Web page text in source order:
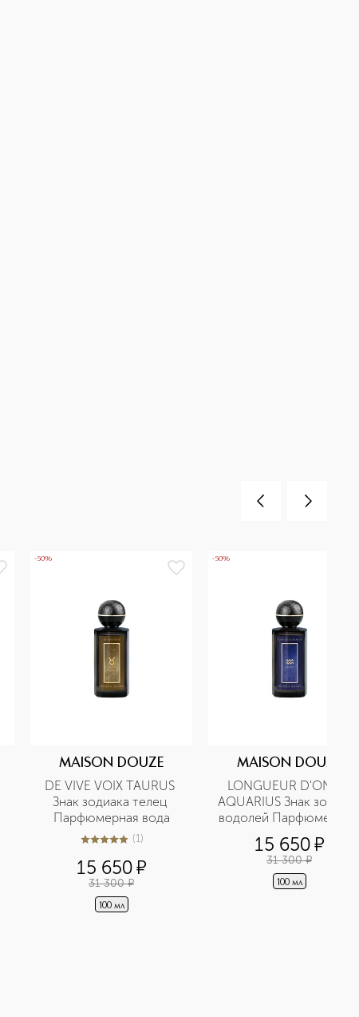
-50%
MAISON DOUZE
DE VIVE VOIX TAURUS
Знак зодиака телец
Парфюмерная вода
5из 51 (1)
15 650¤
31 300 ¤
100 мл
-50%
MAISON DOUZE
LONGUEUR D'ONDE
AQUARIUS Знак
водолей Парфюмерная
вода
15 650¤
31 300 ¤
100 мл